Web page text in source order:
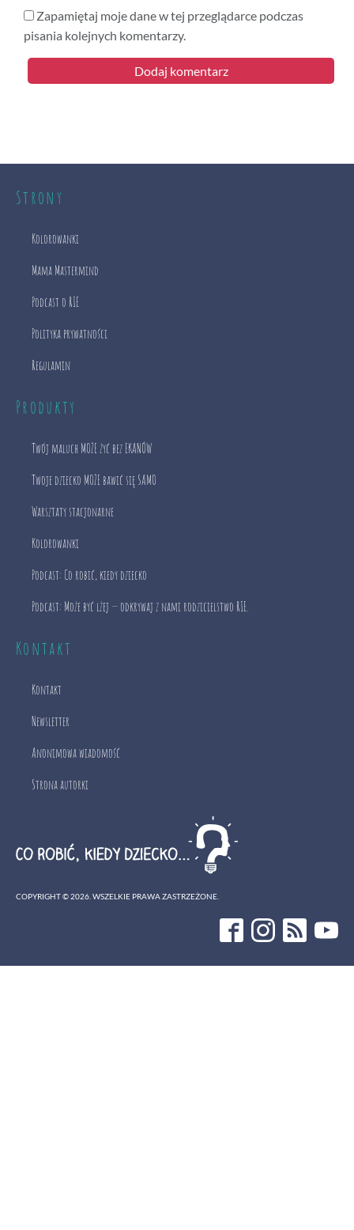
Zapamiętaj moje dane w tej przeglądarce podczas
pisania kolejnych komentarzy.
Strony
Kolorowanki
Mama Mastermind
Podcast o RIE
Polityka prywatności
Regulamin
Produkty
Twój maluch MOŻE żyć bez EKANÓW
Twoje dziecko MOŻE bawić się SAMO
Warsztaty stacjonarne
Kolorowanki
Podcast: Co robić, kiedy dziecko
Podcast: Może być lżej — odkrywaj z nami rodzicielstwo RIE.
Kontakt
Kontakt
Newsletter
Anonimowa wiadomość
Strona autorki
COPYRIGHT ©2026 . WSZELKIE PRAWA ZASTRZEŻONE.